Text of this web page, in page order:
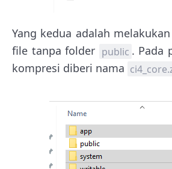
Yang kedua adalah
file tanpa folder public . Pada
kompresi diberi nama